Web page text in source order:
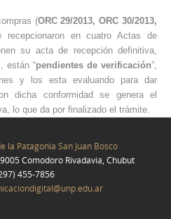
(ORC 29/2013, ORC 30/2013,
en cuatro Actas de
su acta de recepción definitiva,
están “pendientes de verificación”,
y los esta evaluando para dar
dicha conformidad se genera el
lo que da por finalizado el trámite.
la Patagonia San Juan Bosco
Comodoro Rivadavia, Chubut
455-7856